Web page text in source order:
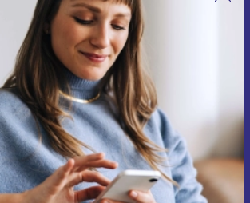
Zapisz się na nasz newsletter!
Nie przegap żadnej oferty.
Zarejestruj się
używania danych osobowych znajdują się w